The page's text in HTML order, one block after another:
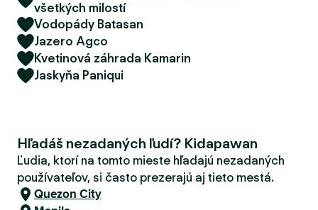
všetkých milostí
Vodopády Batasan
Jazero Agco
Kvetinová záhrada Kamarin
Jaskyňa Paniqui
Hľadáš nezadaných ľudí? Kidapawan
Ľudia, ktorí na tomto mieste hľadajú nezadaných
používateľov, si často prezerajú aj tieto mestá.
Quezon City